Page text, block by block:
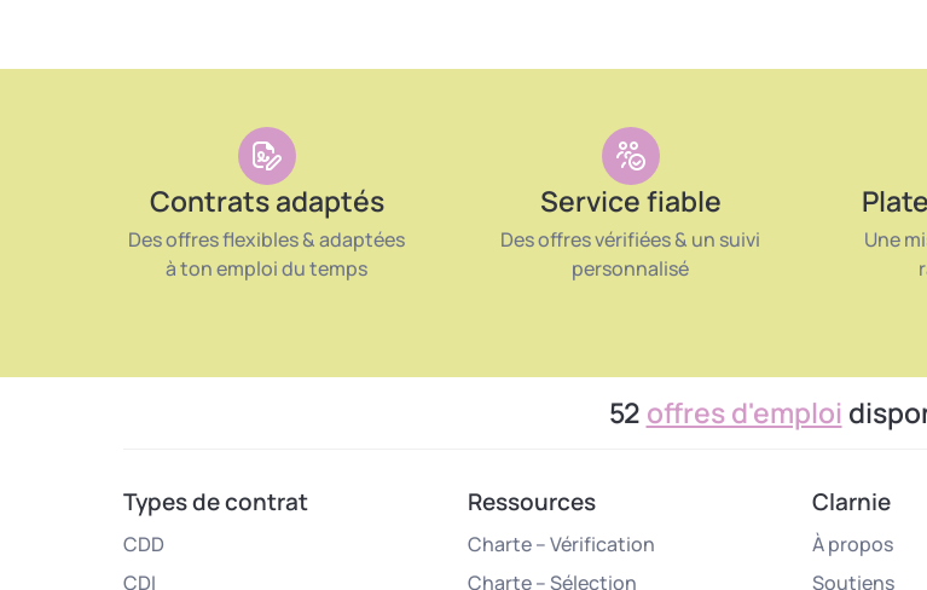
Contrats adaptés
Des offres flexibles & adaptées
à ton emploi du temps
Service fiable
Des offres vérifiées & un suivi
personnalisé
Une
52 offres d'emploi
Types de contrat
CDD
CDI
Ressources
Charte – Vérification
Charte – Sélection
Clarnie
À propos
Soutiens